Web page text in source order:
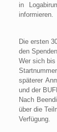
in
informieren.
Die ersten
den
Wer sich
späterer
und der
Nach
über die
Verfügung.